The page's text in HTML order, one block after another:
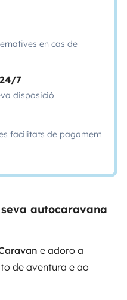
en cas de
7
disposició
facilitats de pagament
autocaravana
e adoro a
de aventura e ao